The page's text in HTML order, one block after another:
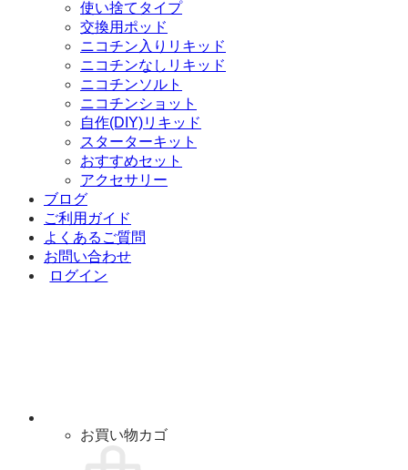
使い捨てタイプ
交換用ポッド
ニコチン入りリキッド
ニコチンなしリキッド
ニコチンソルト
ニコチンショット
自作(DIY)リキッド
スターターキット
おすすめセット
アクセサリー
ブログ
ご利用ガイド
よくあるご質問
お問い合わせ
ログイン
お買い物カゴ